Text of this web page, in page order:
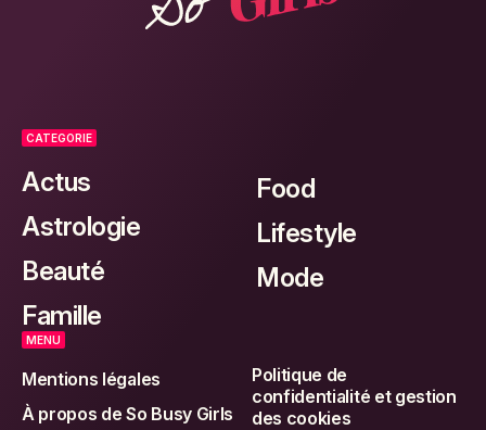
CATEGORIE
Actus
Astrologie
Beauté
Famille
Food
Lifestyle
Mode
MENU
Mentions légales
À propos de So Busy Girls
Politique de
confidentialité et gestion
des cookies